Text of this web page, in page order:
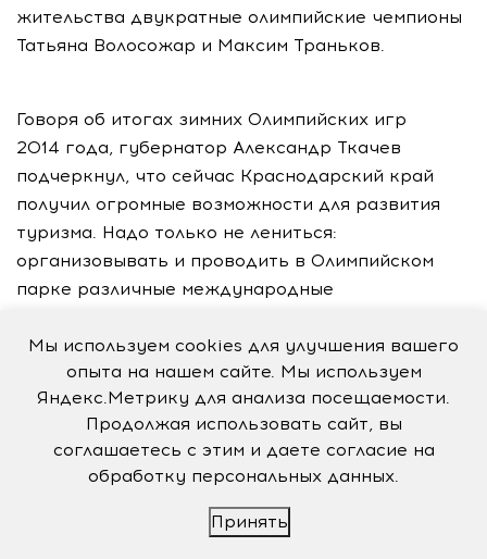
жительства двукратные олимпийские чемпионы
Татьяна Волосожар и Максим Траньков.
Говоря об итогах зимних Олимпийских игр
2014 года, губернатор Александр Ткачев
подчеркнул, что сейчас Краснодарский край
получил огромные возможности для развития
туризма. Надо только не лениться:
организовывать и проводить в Олимпийском
парке различные международные
симпозиумы и конференции, заполняя
гостиницы туристами в любое время года. Это
обращение, кстати говоря, адресовано всем
ответственным лицам на Кубани без
исключения. Сейчас появилась возможность
устраивать в Сочи все что угодно, начиная
от симпозиума ученых и заканчивая слетами
по профессиям. Чтобы такую работу направить
Мы используем cookies для улучшения вашего
опыта на нашем сайте. Мы используем
Яндекс.Метрику для анализа посещаемости.
Продолжая использовать сайт, вы
соглашаетесь с этим и даете согласие на
обработку персональных данных.
Принять